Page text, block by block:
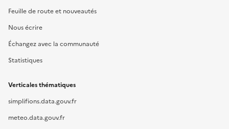
Feuille de route et nouveautés
Nous écrire
Échangez avec la communauté
Statistiques
Verticales thématiques
simplifions.data.gouv.fr
meteo.data.gouv.fr